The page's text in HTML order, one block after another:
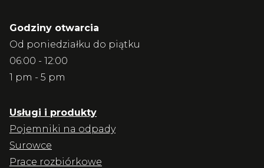
Godziny otwarcia
Od poniedziałku do piątku
06:00 - 12:00
1 pm - 5 pm
Usługi i produkty
Pojemniki na odpady
Surowce
Prace rozbiórkowe